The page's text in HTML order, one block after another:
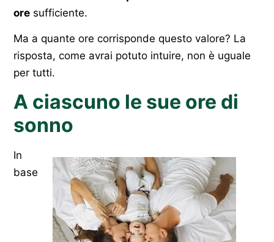
ore sufficiente.
Ma a quante ore corrisponde questo valore? La
risposta, come avrai potuto intuire, non è uguale
per tutti.
A ciascuno le sue ore di
sonno
In
base